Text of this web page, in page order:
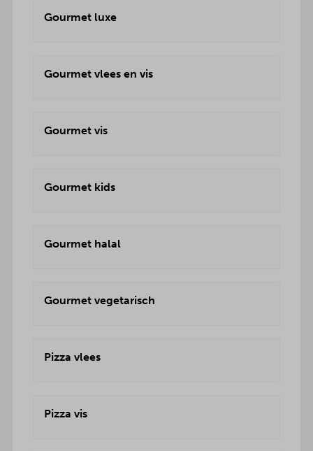
Gourmet luxe
Gourmet vlees en vis
Gourmet vis
Gourmet kids
Gourmet halal
Gourmet vegetarisch
Pizza vlees
Pizza vis